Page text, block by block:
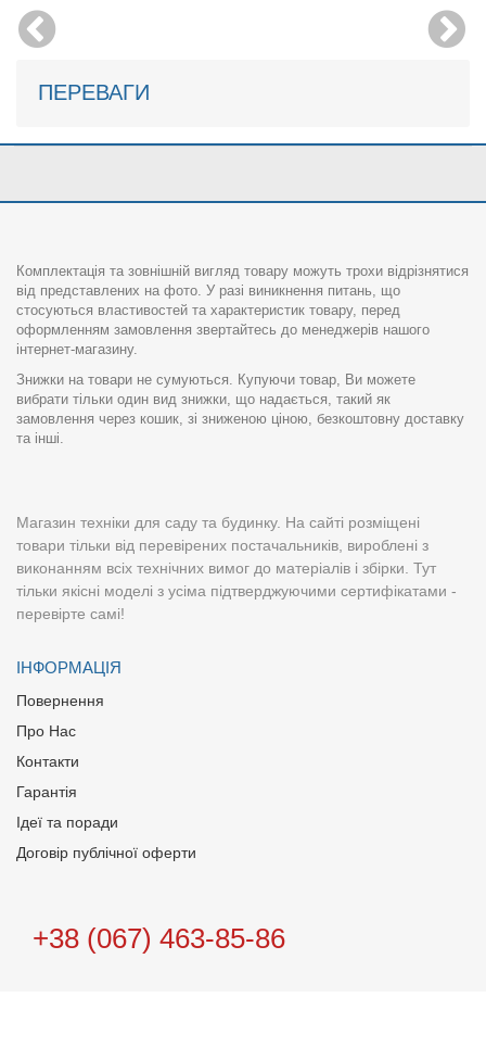
ПЕРЕВАГИ
Комплектація та зовнішній вигляд товару можуть трохи відрізнятися
від представлених на фото. У разі виникнення питань, що
стосуються властивостей та характеристик товару, перед
оформленням замовлення звертайтесь до менеджерів нашого
інтернет-магазину.
Знижки на товари не сумуються. Купуючи товар, Ви можете
вибрати тільки один вид знижки, що надається, такий як
замовлення через кошик, зі зниженою ціною, безкоштовну доставку
та інші.
Магазин техніки для саду та будинку. На сайті розміщені
товари тільки від перевірених постачальників, вироблені з
виконанням всіх технічних вимог до матеріалів і збірки. Тут
тільки якісні моделі з усіма підтверджуючими сертифікатами -
перевірте самі!
ІНФОРМАЦІЯ
Повернення
Про Нас
Контакти
Гарантія
Ідеї та поради
Договір публічної оферти
+38 (067) 463-85-86